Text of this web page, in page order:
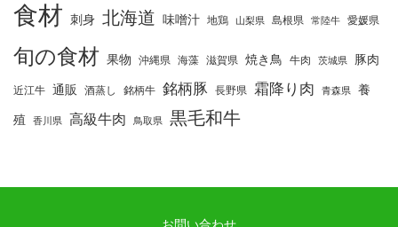
食材 刺身 北海道 味噌汁 地鶏 山梨県 島根県 常陸牛 愛媛県
旬の食材 果物 沖縄県 海藻 滋賀県 焼き鳥 牛肉 茨城県 豚肉
近江牛 通販 酒蒸し 銘柄牛 銘柄豚 長野県 霜降り肉 青森県 養
殖 香川県 高級牛肉 鳥取県 黒毛和牛